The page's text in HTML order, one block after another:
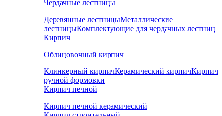
Чердачные лестницы
Деревянные лестницыМеталлические
лестницыКомплектующие для чердачных лестниц
Кирпич
Облицовочный кирпич
Клинкерный кирпичКерамический кирпичКирпич
ручной формовки
Кирпич печной
Кирпич печной керамический